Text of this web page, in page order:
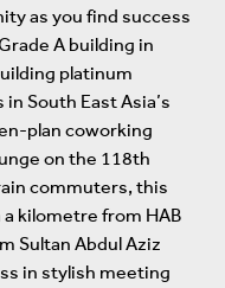
as you find success
A building in
platinum
South East Asia’s
plan coworking
on the 118th
commuters, this
kilometre from HAB
Sultan Abdul Aziz
in stylish meeting